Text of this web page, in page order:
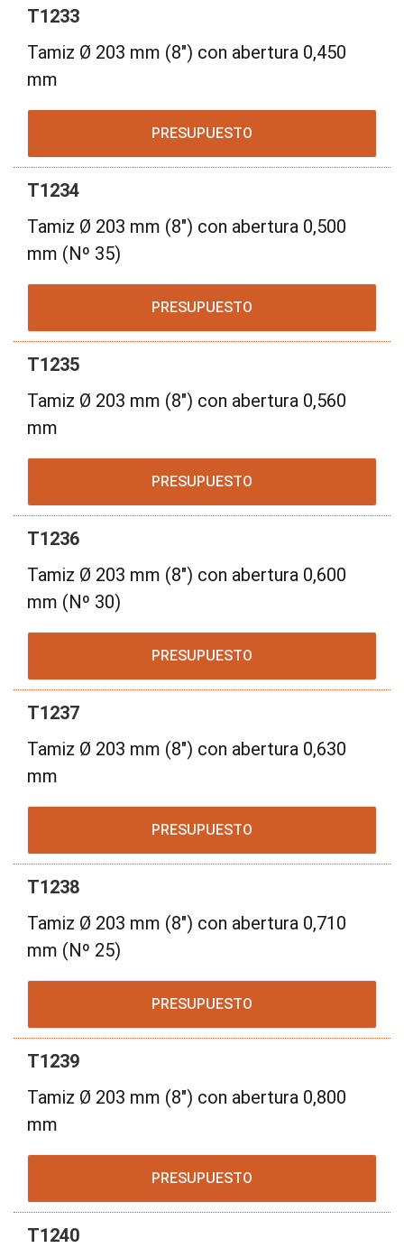
T1233
Tamiz Ø 203 mm (8") con abertura 0,450
mm
PRESUPUESTO
T1234
Tamiz Ø 203 mm (8") con abertura 0,500
mm (Nº 35)
PRESUPUESTO
T1235
Tamiz Ø 203 mm (8") con abertura 0,560
mm
PRESUPUESTO
T1236
Tamiz Ø 203 mm (8") con abertura 0,600
mm (Nº 30)
PRESUPUESTO
T1237
Tamiz Ø 203 mm (8") con abertura 0,630
mm
PRESUPUESTO
T1238
Tamiz Ø 203 mm (8") con abertura 0,710
mm (Nº 25)
PRESUPUESTO
T1239
Tamiz Ø 203 mm (8") con abertura 0,800
mm
PRESUPUESTO
T1240